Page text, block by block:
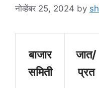
नोव्हेंबर 25, 2024 by
बाजार
समिती
जात/
प्रत